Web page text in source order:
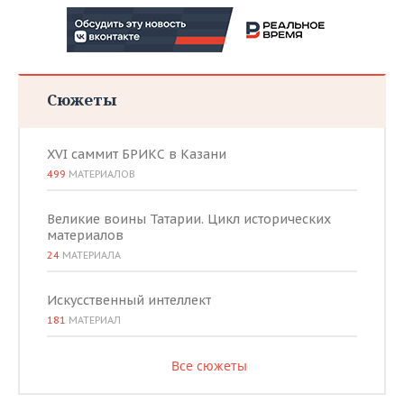
Сюжеты
XVI саммит БРИКС в Казани
499 МАТЕРИАЛОВ
Великие воины Татарии. Цикл исторических
материалов
24 МАТЕРИАЛА
Искусственный интеллект
181 МАТЕРИАЛ
Все сюжеты